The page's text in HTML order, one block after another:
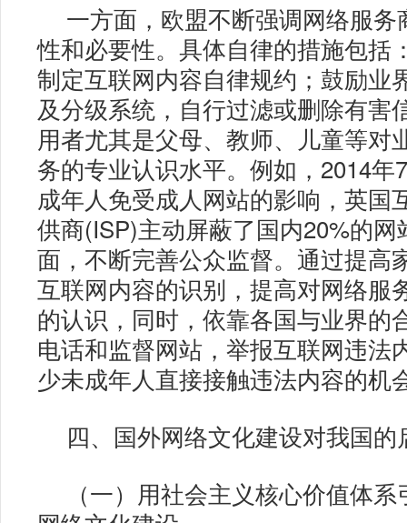
一方面，欧盟不断强调网络服务
性和必要性。具体自律的措施包括
制定互联网内容自律规约；鼓励业
及分级系统，自行过滤或删除有害
用者尤其是父母、教师、儿童等对
务的专业认识水平。例如，2014年
成年人免受成人网站的影响，英国
供商(ISP)主动屏蔽了国内20%的网
面，不断完善公众监督。通过提高
互联网内容的识别，提高对网络服
的认识，同时，依靠各国与业界的
电话和监督网站，举报互联网违法
少未成年人直接接触违法内容的机
四、国外网络文化建设对我国的
（一）用社会主义核心价值体